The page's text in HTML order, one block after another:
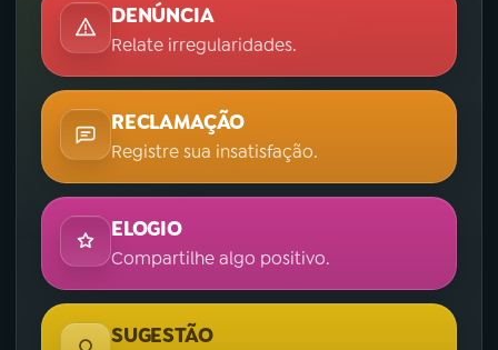
DENÚNCIA
Relate irregularidades.
RECLAMAÇÃO
Registre sua insatisfação.
ELOGIO
Compartilhe algo positivo.
SUGESTÃO